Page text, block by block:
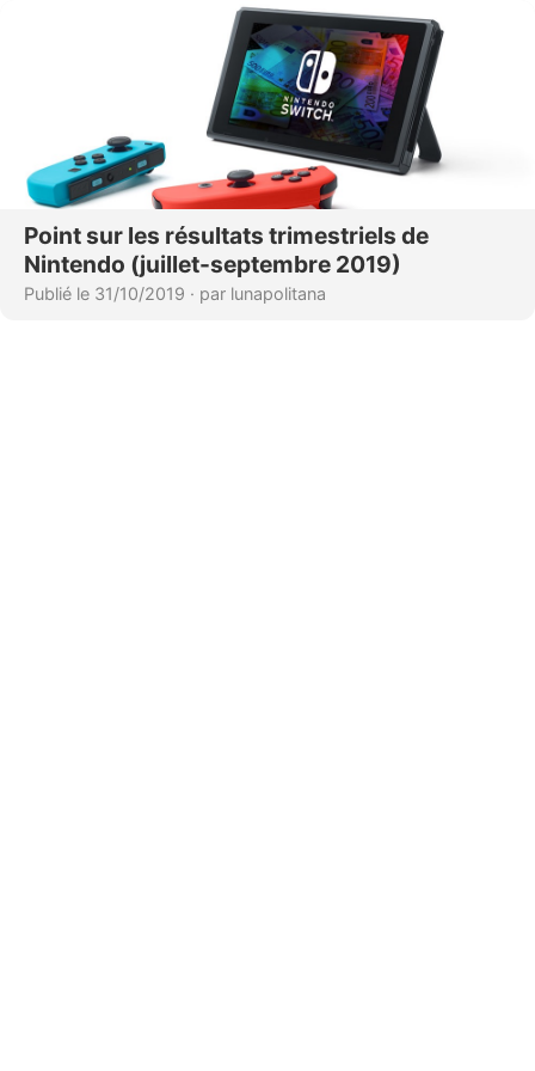
Point sur les résultats trimestriels de
Nintendo (juillet-septembre 2019)
Publié le 31/10/2019 · par lunapolitana